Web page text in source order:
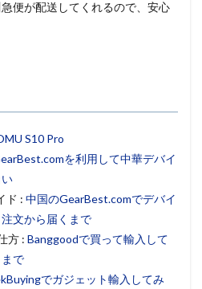
便が配送してくれるので、安心
S10 Pro
を利用して中華デバイ
ド : 中国のGearBest.comでデバイ
文から届くまで
方 : Banggoodで買って輸入して
で
でガジェット輸入してみ